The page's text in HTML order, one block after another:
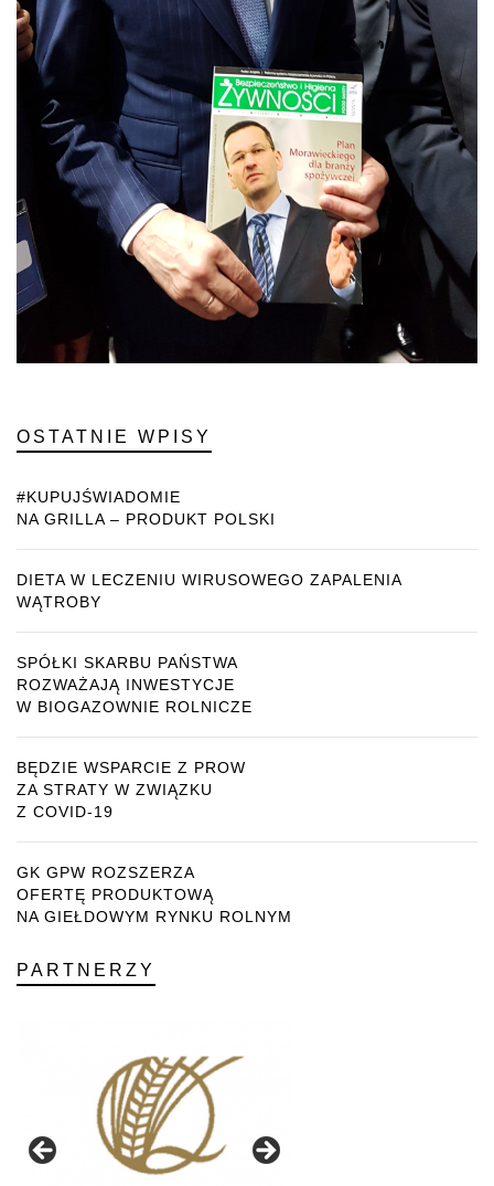
OSTATNIE WPISY
#KUPUJŚWIADOMIE
NA GRILLA – PRODUKT POLSKI
DIETA W LECZENIU WIRUSOWEGO ZAPALENIA
WĄTROBY
SPÓŁKI SKARBU PAŃSTWA
ROZWAŻAJĄ INWESTYCJE
W BIOGAZOWNIE ROLNICZE
BĘDZIE WSPARCIE Z PROW
ZA STRATY W ZWIĄZKU
Z COVID-19
GK GPW ROZSZERZA
OFERTĘ PRODUKTOWĄ
NA GIEŁDOWYM RYNKU ROLNYM
PARTNERZY